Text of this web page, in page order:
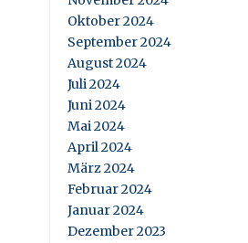
Oktober 2024
September 2024
August 2024
Juli 2024
Juni 2024
Mai 2024
April 2024
März 2024
Februar 2024
Januar 2024
Dezember 2023